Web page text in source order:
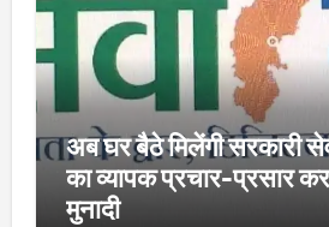
अब घर बैठे मिलेंगी सरकारी
का व्यापक प्रचार-प्रसार
मुनादी